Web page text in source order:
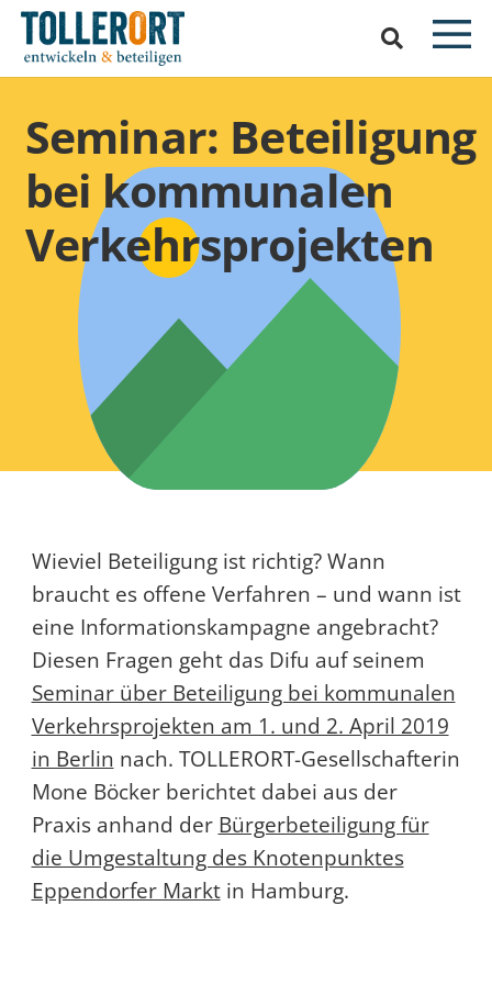
Seminar: Beteiligung
bei kommunalen
Verkehrsprojekten
Wieviel Beteiligung ist richtig? Wann
braucht es offene Verfahren – und wann ist
eine Informationskampagne angebracht?
Diesen Fragen geht das Difu auf seinem
Seminar über Beteiligung bei kommunalen
Verkehrsprojekten am 1. und 2. April 2019
in Berlin nach. TOLLERORT-Gesellschafterin
Mone Böcker berichtet dabei aus der
Praxis anhand der Bürgerbeteiligung für
die Umgestaltung des Knotenpunktes
Eppendorfer Marktin Hamburg.